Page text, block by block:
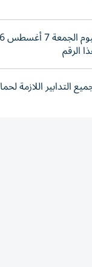
التدابير اللازمة